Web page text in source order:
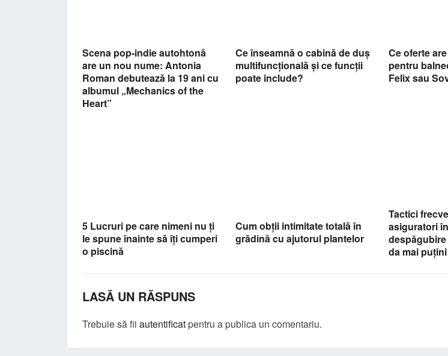
Scena pop-indie autohtonă
are un nou nume: Antonia
Roman debutează la 19 ani cu
albumul „Mechanics of the
Heart”
Ce înseamnă o cabină de duș
multifuncțională și ce funcții
poate include?
Ce oferte
pentru
Felix sau
5 Lucruri pe care nimeni nu ți
le spune înainte să îți cumperi
o piscină
Cum obții intimitate totală în
grădină cu ajutorul plantelor
​Tactici
asiguratori
da mai
LASĂ UN RĂSPUNS
Trebuie să fii autentificat pentru a publica un comentariu.